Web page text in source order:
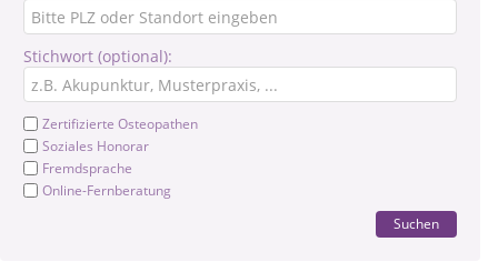
Stichwort (optional):
Zertifizierte Osteopathen
Soziales Honorar
Fremdsprache
Online-Fernberatung
Suchen